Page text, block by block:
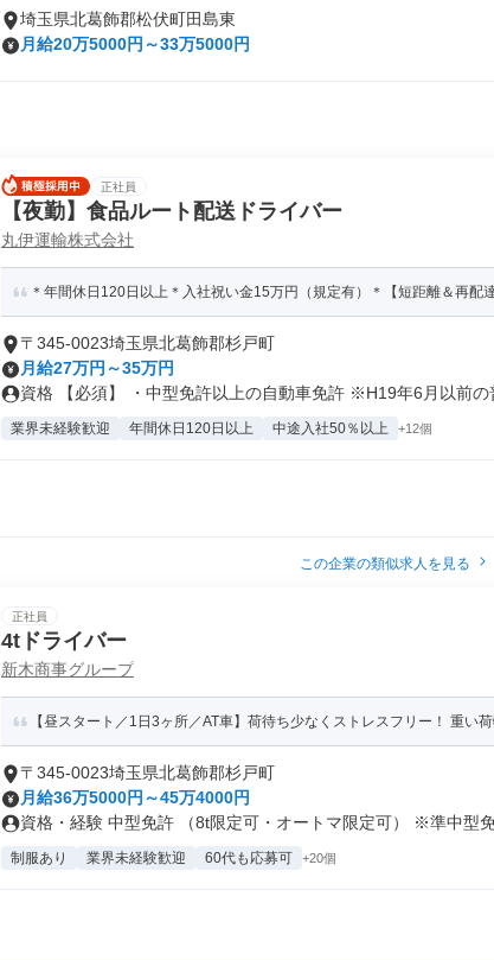
埼玉県北葛飾郡松伏町田島東
月給20万5000円～33万5000円
正社員
【夜勤】食品ルート配送ドライバー
丸伊運輸株式会社
＊年間休日120日以上＊入社祝い金15万円（規定有）＊【短距離＆再配
〒345-0023埼玉県北葛飾郡杉戸町
月給27万円～35万円
資格 【必須】 ・中型免許以上の自動車免許 ※H19年6月以前の
業界未経験歓迎 年間休日120日以上 中途入社50％以上 +12個
この企業の類似求人を見る
正社員
4tドライバー
新木商事グループ
【昼スタート／1日3ヶ所／AT車】荷待ち少なくストレスフリー！ 重い
〒345-0023埼玉県北葛飾郡杉戸町
月給36万5000円～45万4000円
資格・経験 中型免許 （8t限定可・オートマ限定可） ※準中型免
制服あり 業界未経験歓迎 60代も応募可 +20個